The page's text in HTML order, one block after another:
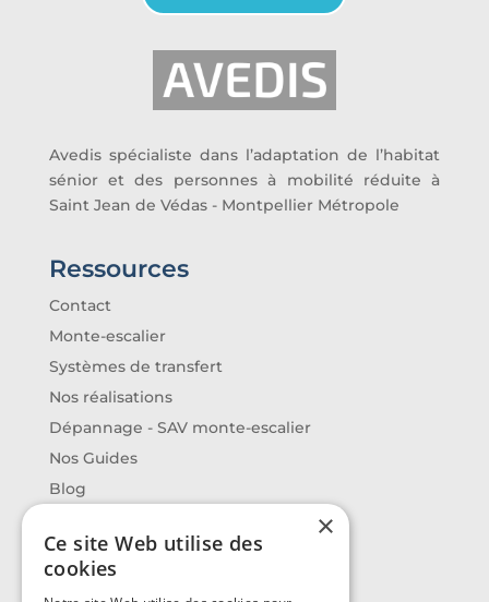
Avedis spécialiste dans l’adaptation de l’habitat
sénior et des personnes à mobilité réduite à
Saint Jean de Védas - Montpellier Métropole
Ressources
Contact
Monte-escalier
Systèmes de transfert
Nos réalisations
Dépannage - SAV monte-escalier
Nos Guides
Blog
Contact
×
Ce site Web utilise des
cookies